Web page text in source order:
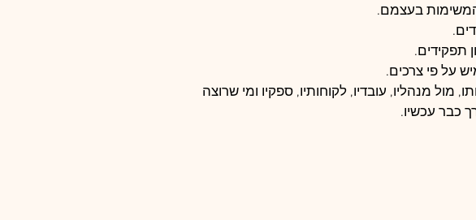
בעצמם.
תפקידים.
על פי צרכים.
מול מנהליו, עובדיו, לקוחותיו, ספקיו ומי שרוצה
כבר עכשיו.